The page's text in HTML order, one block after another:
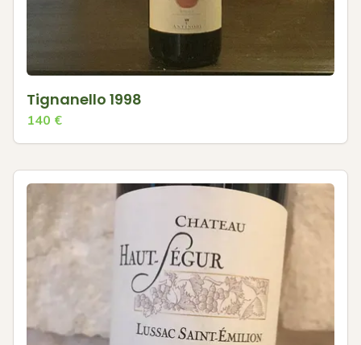
Tignanello 1998
140 €